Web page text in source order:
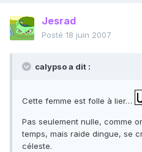
Jesrad
Posté 18 juin 2007
calypso a dit :
Cette femme est folle à lier…
Pas seulement nulle, comme
temps, mais raide dingue, se
céleste.